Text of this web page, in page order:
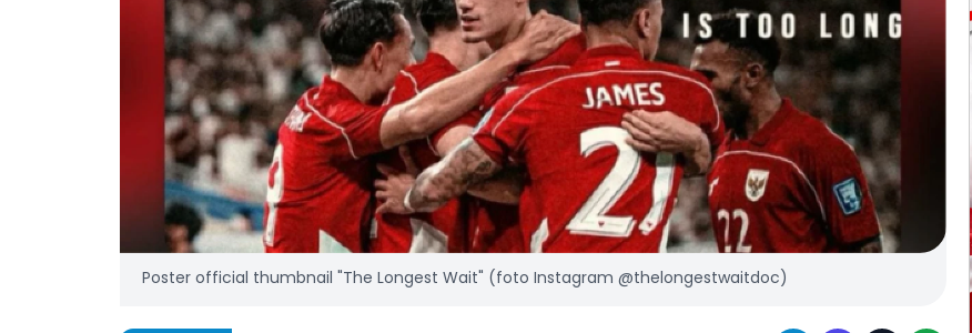
Poster official thumbnail "The Longest Wait" (foto Instagram @thelongestwaitdoc)